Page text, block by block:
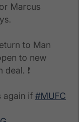
Marcus
to Man
to new
❗️
again if #MUFC